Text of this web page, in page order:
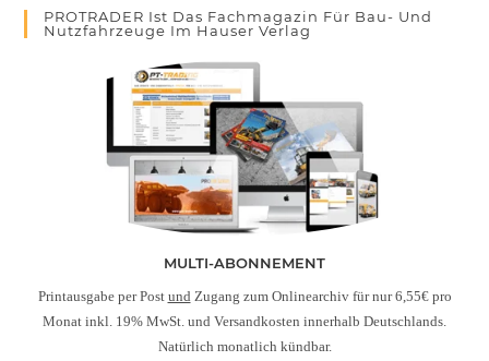
PROTRADER Ist Das Fachmagazin Für Bau- Und
Nutzfahrzeuge Im Hauser Verlag
MULTI-ABONNEMENT
Printausgabe per Post und Zugang zum Onlinearchiv für nur 6,55€ pro
Monat inkl. 19% MwSt. und Versandkosten innerhalb Deutschlands.
Natürlich monatlich kündbar.